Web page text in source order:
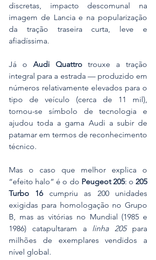
discretas, impacto descomunal na
imagem de Lancia e na popularização
da tração traseira curta, leve e
afiadíssima.
Já o Audi Quattro trouxe a tração
integral para a estrada — produzido em
números relativamente elevados para o
tipo de veículo (cerca de 11 mil),
tornou-se símbolo de tecnologia e
ajudou toda a gama Audi a subir de
patamar em termos de reconhecimento
técnico.
Mas o caso que melhor explica o
“efeito halo” é o do Peugeot 205: o 205
Turbo 16 cumpriu as 200 unidades
exigidas para homologação no Grupo
B, mas as vitórias no Mundial (1985 e
1986) catapultaram a linha 205 para
milhões de exemplares vendidos a
nível global.